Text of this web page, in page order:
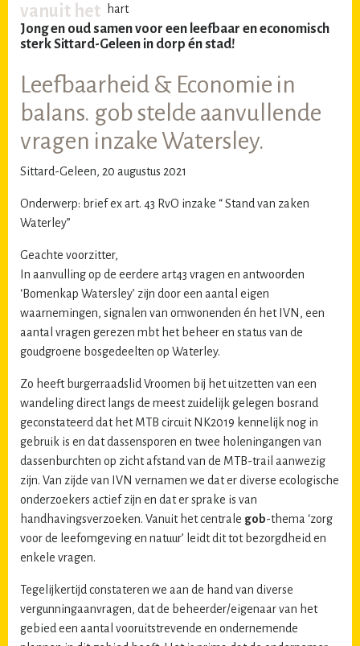
vanuit het
Jong en oud samen voor een leefbaar en economisch
sterk Sittard-Geleen in dorp én stad!
Leefbaarheid & Economie in
balans. gob stelde aanvullende
vragen inzake Watersley.
Sittard-Geleen, 20 augustus 2021
Onderwerp: brief ex art. 43 RvO inzake “ Stand van zaken
Waterley”
Geachte voorzitter,
In aanvulling op de eerdere art43 vragen en antwoorden
‘Bomenkap Watersley’ zijn door een aantal eigen
waarnemingen, signalen van omwonenden én het IVN, een
aantal vragen gerezen mbt het beheer en status van de
goudgroene bosgedeelten op Waterley.
Zo heeft burgerraadslid Vroomen bij het uitzetten van een
wandeling direct langs de meest zuidelijk gelegen bosrand
geconstateerd dat het MTB circuit NK2019 kennelijk nog in
gebruik is en dat dassensporen en twee holeningangen van
dassenburchten op zicht afstand van de MTB-trail aanwezig
zijn. Van zijde van IVN vernamen we dat er diverse ecologische
onderzoekers actief zijn en dat er sprake is van
handhavingsverzoeken. Vanuit het centrale gob-thema ‘zorg
voor de leefomgeving en natuur’ leidt dit tot bezorgdheid en
enkele vragen.
Tegelijkertijd constateren we aan de hand van diverse
vergunningaanvragen, dat de beheerder/eigenaar van het
gebied een aantal vooruitstrevende en ondernemende